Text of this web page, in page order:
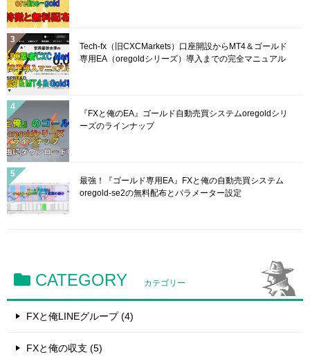
Tech-fx（旧CXCMarkets）口座開設からMT4＆ゴールド
専用EA（oregoldシリーズ）導入までの完全マニュアル
『FXと俺のEA』ゴールド自動売買システムoregoldシリ
ーズのラインナップ
最強！『ゴールド専用EA』FXと俺の自動売買システム
oregold-se2の無料配布とパラメーター設定
CATEGORY カテゴリー
FXと俺LINEグループ (4)
FXと俺の収支 (5)